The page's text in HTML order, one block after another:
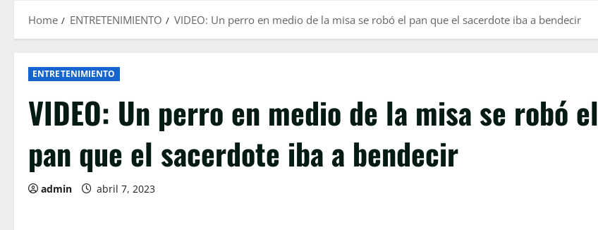
Home ENTRETENIMIENTO VIDEO: Un perro en medio de la misa se robó el pan que el sacerdote iba a bendecir
ENTRETENIMIENTO
VIDEO: Un perro en medio de la misa se robó el
pan que el sacerdote iba a bendecir
admin abril 7, 2023